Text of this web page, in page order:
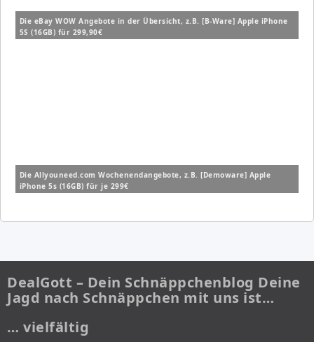
Die eBay WOW Angebote in der Übersicht, z.B. [B-Ware] Apple iPhone
5S (16GB) für 299,90€
Die Allyouneed.com Wochenendangebote, z.B. [Demoware] Apple
iPhone 5s (16GB) für je 299€
DealGott – Dein Schnäppchenblog Deine
Jagd nach Schnäppchen mit uns ist…
… vielfältig